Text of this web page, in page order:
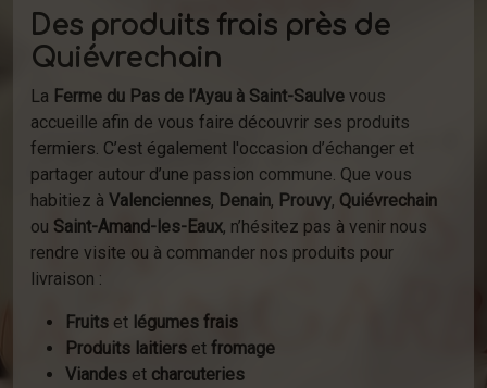
Des produits frais près de
Quiévrechain
La Ferme du Pas de l’Ayau à Saint-Saulve vous
accueille afin de vous faire découvrir ses produits
fermiers. C’est également l'occasion d’échanger et
partager autour d’une passion commune. Que vous
habitiez à Valenciennes, Denain, Prouvy, Quiévrechain
ou Saint-Amand-les-Eaux, n’hésitez pas à venir nous
rendre visite ou à commander nos produits pour
livraison :
Fruits et légumes frais
Produits laitiers et fromage
Viandes et charcuteries